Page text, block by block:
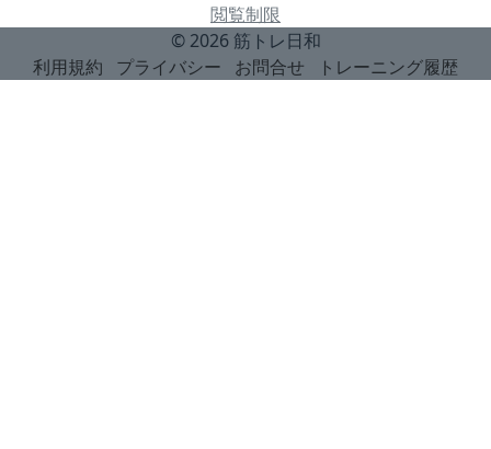
閲覧制限
© 2026 筋トレ日和
利用規約
プライバシー お問合せ トレーニング履歴